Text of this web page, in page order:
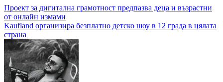
Навигация
Проект за дигитална грамотност предпазва деца и възрастни
от онлайн измами
Kaufland организира безплатно детско шоу в 12 града в цялата
страна